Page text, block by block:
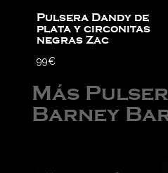
Pulsera Dandy de
plata y circonitas
negras Zac
99€
Más
Barney